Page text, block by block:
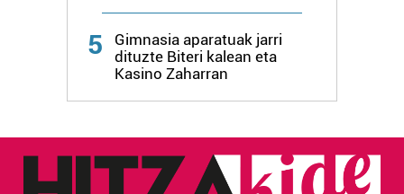
Webgune honek cookie propioak eta hirugarrenen cookie-
fitxategiak erabiltzen ditu. Zure esperientzia eta
zerbitzuak hobetzeko asmoz, cookie teknologiaz
baliatzen gara. Ohar hau onartuz gero, teknologia hori
erabiltzeko baimen esplizitua ematen diguzu.Gehiago
5
Gimnasia aparatuak jarri
dituzte Biteri kalean eta
Kasino Zaharran